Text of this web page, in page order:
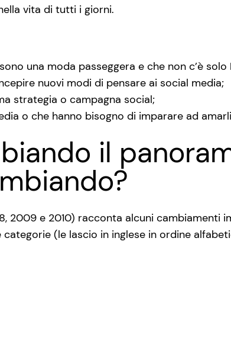
vita di tutti i giorni.
una moda passeggera e che non c’è solo
nuovi modi di pensare ai social media;
strategia o campagna social;
o che hanno bisogno di imparare ad
il
2009 e 2010) racconta alcuni cambiamenti
categorie (le lascio in inglese in ordine